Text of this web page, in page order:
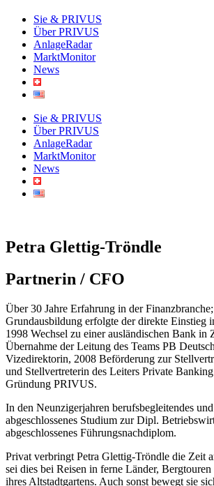
Sie & PRIVUS
Über PRIVUS
AnlageRadar
MarktMonitor
News
Sie & PRIVUS
Über PRIVUS
AnlageRadar
MarktMonitor
News
Petra Glettig-Tröndle
Partnerin / CFO
Über 30 Jahre Erfahrung in der
Grundausbildung erfolgte der direkte Einstieg
1998 Wechsel zu einer ausländischen Bank in
Übernahme der Leitung des Teams PB
Vizedirektorin, 2008 Beförderung zur
und Stellvertreterin des Leiters Private
Gründung PRIVUS.
In den Neunzigerjahren berufsbegleitendes
abgeschlossenes Studium zur Dipl.
abgeschlossenes Führungsnachdiplom.
Privat verbringt Petra Glettig-Tröndle die Zeit
sei dies bei Reisen in ferne Länder,
ihres Altstadtgartens. Auch sonst bewegt sie